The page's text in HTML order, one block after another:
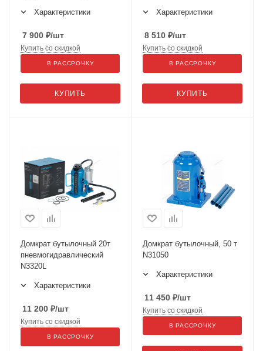
Характеристики
7 900 ₽/шт
КУПИТЬ
Купить со скидкой
В РАССРОЧКУ
Характеристики
8 510 ₽/шт
КУПИТЬ
Купить со скидкой
В РАССРОЧКУ
Домкрат бутылочный 20т
пневмогидравлический
N3320L
Характеристики
11 200 ₽/шт
Купить со скидкой
В РАССРОЧКУ
Домкрат бутылочный, 50 т
N31050
Характеристики
11 450 ₽/шт
Купить со скидкой
В РАССРОЧКУ